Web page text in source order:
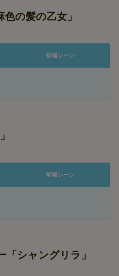
の髪の乙女」
登場シーン
登場シーン
「シャングリラ」